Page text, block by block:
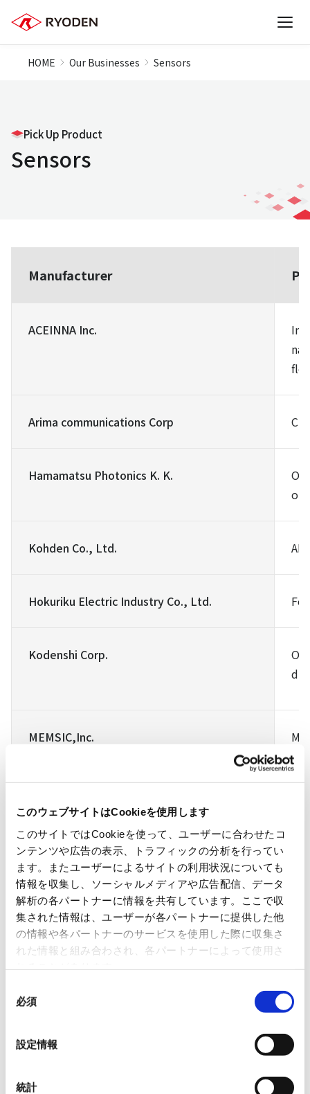
このウェブサイトはCookieを使用します
このサイトではCookieを使って、ユーザーに合わせたコ
ンテンツや広告の表示、トラフィックの分析を行ってい
ます。またユーザーによるサイトの利用状況についても
情報を収集し、ソーシャルメディアや広告配信、データ
解析の各パートナーに情報を共有しています。ここで収
集された情報は、ユーザーが各パートナーに提供した他
の情報や各パートナーのサービスを使用した際に収集さ
れた情報と組み合わされ、各パートナーによって使用さ
必須
設定情報
統計
HOME Our Businesses Sensors
Pick Up Product
Sensors
Manufacturer
ACEINNA Inc.
Arima communications Corp
Hamamatsu Photonics K. K.
Kohden Co., Ltd.
Hokuriku Electric Industry Co., Ltd.
Kodenshi Corp.
MEMSIC,Inc.
Sumida Corporation
Vishay Intertechnology,Inc.
Littelfuse, Inc.